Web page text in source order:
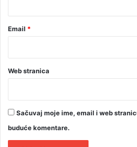
a
j
a
Email *
Web stranica
Sačuvaj moje ime, email i web
buduće komentare.